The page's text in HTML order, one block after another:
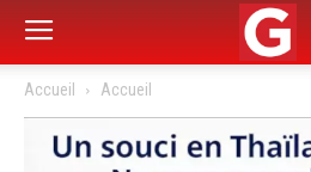
Accueil Accueil